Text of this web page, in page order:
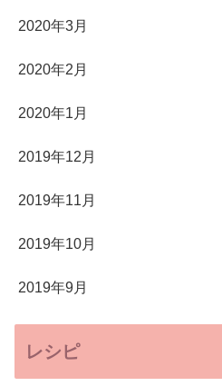
2020年3月
2020年2月
2020年1月
2019年12月
2019年11月
2019年10月
2019年9月
レシピ